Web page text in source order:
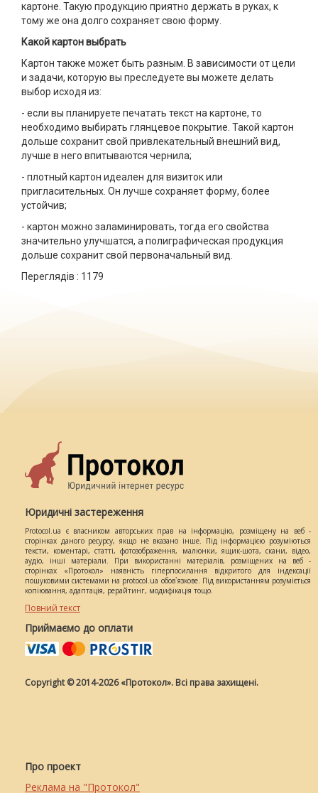
картоне. Такую продукцию приятно держать в руках, к
тому же она долго сохраняет свою форму.
Какой картон выбрать
Картон также может быть разным. В зависимости от цели
и задачи, которую вы преследуете вы можете делать
выбор исходя из:
- если вы планируете печатать текст на картоне, то
необходимо выбирать глянцевое покрытие. Такой картон
дольше сохранит свой привлекательный внешний вид,
лучше в него впитываются чернила;
- плотный картон идеален для визиток или
пригласительных. Он лучше сохраняет форму, более
устойчив;
- картон можно заламинировать, тогда его свойства
значительно улучшатся, а полиграфическая продукция
дольше сохранит свой первоначальный вид.
Переглядів : 1179
Юридичні застереження
Protocol.ua є власником авторських прав на інформацію, розміщену на веб -
сторінках даного ресурсу, якщо не вказано інше. Під інформацією розуміються
тексти, коментарі, статті, фотозображення, малюнки, ящик-шота, скани, відео,
аудіо, інші матеріали. При використанні матеріалів, розміщених на веб -
сторінках «Протокол» наявність гіперпосилання відкритого для індексації
пошуковими системами на protocol.ua обов`язкове. Під використанням розуміється
копіювання, адаптація, рерайтинг, модифікація тощо.
Повний текст
Приймаємо до оплати
Copyright © 2014-2026 «Протокол». Всі права захищені.
Про проект
Реклама на "Протокол"